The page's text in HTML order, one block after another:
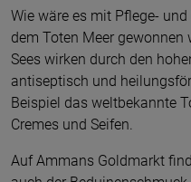
Wie wäre es mit Pflege-
dem Toten Meer gewonnen
Sees wirken durch den
antiseptisch und
Beispiel das weltbekannte
Cremes und Seifen.
Auf Ammans Goldmarkt